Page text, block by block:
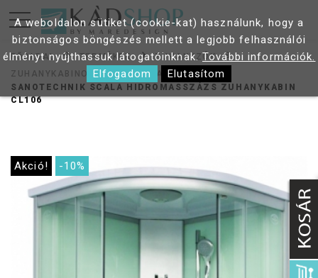
FŐOLDAL TERMÉKEK
ZUHANYZÓK
ZUHANYKABINOK
HIDROKABINOK
SANOTECHNIK SCALA HIDROMASSZÁZS ZUHANYKABIN
CL106
Akció! -10%
A weboldalon sütiket (cookie-kat) használunk, hogy a
biztonságos böngészés mellett a legjobb felhasználói
élményt nyújthassuk látogatóinknak.További információk.
Elfogadom
Elutasítom